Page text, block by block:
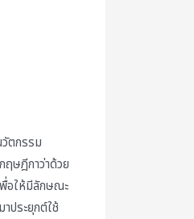
วัตกรรม
ฤษฎีกาว่าด้วย
พื่อให้มีลักษณะ
ประยุกต์ใช้